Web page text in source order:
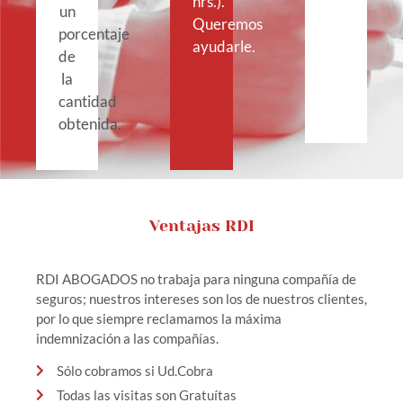
un
porcentaje
de
la
cantidad
obtenida.
Queremos
ayudarle.
Ventajas RDI
RDI ABOGADOS no trabaja para ninguna compañía de
seguros; nuestros intereses son los de nuestros clientes,
por lo que siempre reclamamos la máxima
indemnización a las compañías.
Sólo cobramos si Ud.Cobra
Todas las visitas son Gratuítas